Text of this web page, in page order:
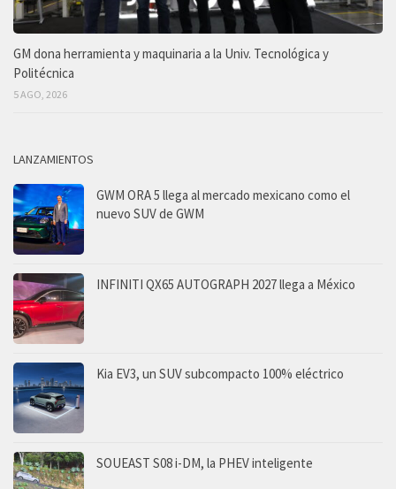
GM dona herramienta y maquinaria a la Univ. Tecnológica y
Politécnica
5 AGO, 2026
LANZAMIENTOS
GWM ORA 5 llega al mercado mexicano como el
nuevo SUV de GWM
INFINITI QX65 AUTOGRAPH 2027 llega a México
Kia EV3, un SUV subcompacto 100% eléctrico
SOUEAST S08 i-DM, la PHEV inteligente